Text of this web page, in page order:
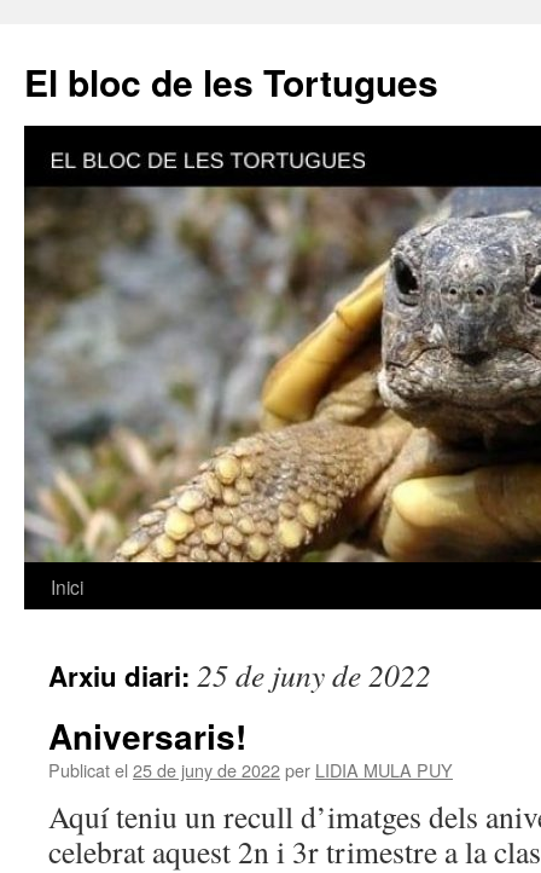
El bloc de les Tortugues
Vés
contingut
Inici
Arxiu diari: 25 de juny de 2022
Aniversaris!
Publicat el 25 de juny de 2022per LIDIA MULA PUY
Aquí teniu un recull d’imatges dels
celebrat aquest 2n i 3r trimestre a la